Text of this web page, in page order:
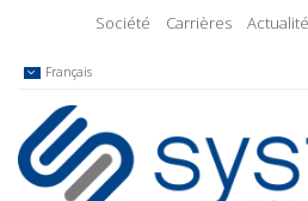
Société Carrières
Français